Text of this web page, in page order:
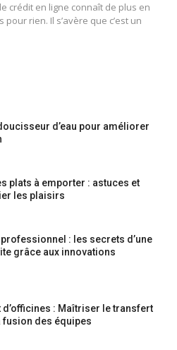
crédit en ligne connaît de plus en
pour rien. Il s’avère que c’est un
d’eau pour améliorer
plats à emporter : astuces et
les plaisirs
: les secrets d’une
grâce aux innovations
d’officines : Maîtriser le transfert
fusion des équipes